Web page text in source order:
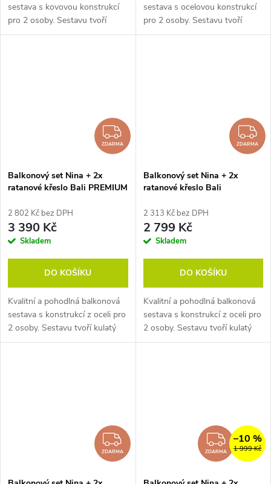
sestava s kovovou konstrukcí
pro 2 osoby. Sestavu tvoří
čtvercový stůl s deskou z
sestava s ocelovou konstrukcí
pro 2 osoby. Sestavu tvoří
kulatý stolek s deskou z
ZDARMA
ZDARMA
Balkonový set Nina + 2x
ratanové křeslo Bali PREMIUM
2 802 Kč bez DPH
3 390 Kč
Skladem
DO KOŠÍKU
Kvalitní a pohodlná balkonová
sestava s konstrukcí z oceli pro
2 osoby. Sestavu tvoří kulatý
stolek s deskou z artwoodu a
ZDARMA
Balkonový set Nina + 2x
ratanové křeslo Bali
2 313 Kč bez DPH
2 799 Kč
Skladem
DO KOŠÍKU
Kvalitní a pohodlná balkonová
sestava s konstrukcí z oceli pro
2 osoby. Sestavu tvoří kulatý
stolek s deskou z artwoodu a
ZDARMA
ZDARMA ZDARMA 1 999 Kč
–10 %